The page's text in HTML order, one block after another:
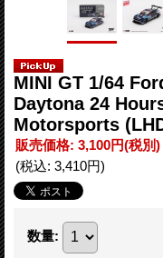
MINI GT 1/64
Daytona 24
Motorsports
販売価格: 3,100円(税別)
(税込: 3,410円)
数量: